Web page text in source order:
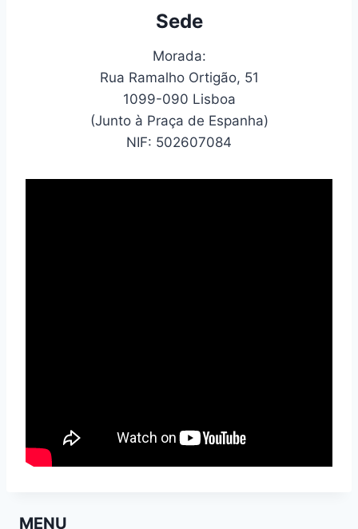
Sede
Morada:
Rua Ramalho Ortigão, 51
1099-090 Lisboa
(Junto à Praça de Espanha)
NIF: 502607084
MENU